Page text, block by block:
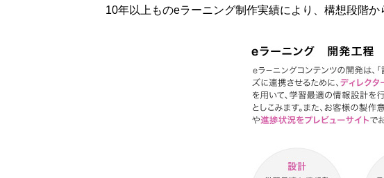
10年以上ものeラーニング制作実績により、構想段階